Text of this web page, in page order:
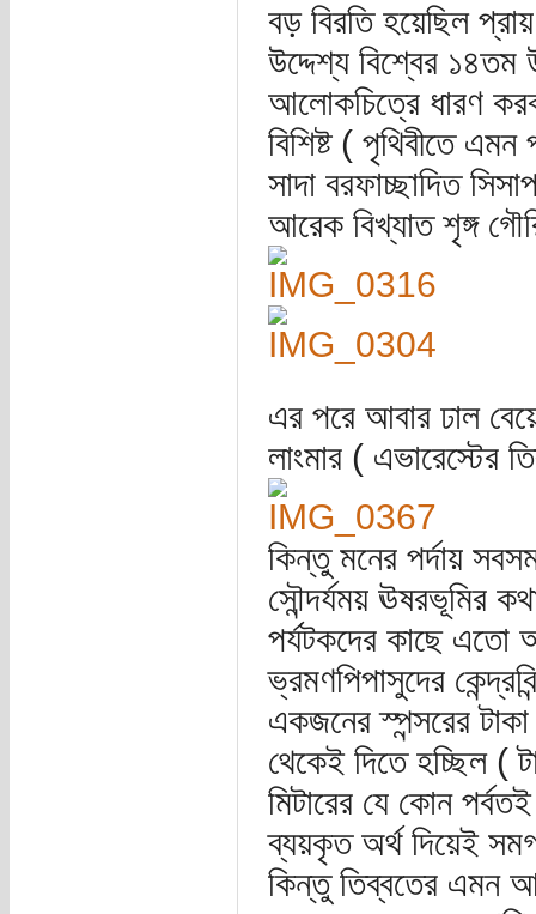
বড় বিরতি হয়েছিল
উদ্দেশ্য বিশ্বের ১৪তম
আলোকচিত্রে ধারণ
বিশিষ্ট ( পৃথিবীতে
সাদা বরফাচ্ছাদিত
আরেক বিখ্যাত শৃঙ্গ
এর পরে আবার ঢাল
লাংমার ( এভারেস্টের
কিন্তু মনের পর্দায়
সৌন্দর্যময় ঊষরভূমির
পর্যটকদের কাছে এতো
ভ্রমণপিপাসুদের
একজনের স্পন্সরের
থেকেই দিতে হচ্ছিল (
মিটারের যে কোন
ব্যয়কৃত অর্থ দিয়েই
কিন্তু তিব্বতের এমন